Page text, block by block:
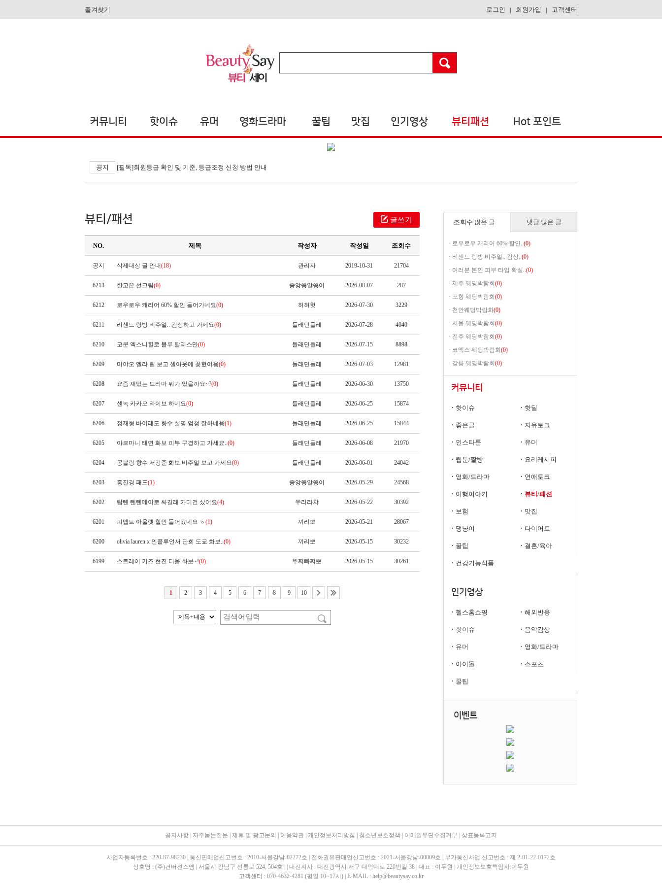
즐겨찾기 로그인 | 회원가입 | 고객센터
커뮤니티 핫이슈 유머 영화드라마 꿀팁 맛집 인기영상 뷰티패션 Hot 포인트
공지 [필독]회원등급 확인 및 기준, 등급조정 신청 방법 안내
뷰티/패션 글쓰기
NO. 제목 작성자 작성일 조회수
공지 삭제대상 글 안내(18) 관리자 2019-10-31 21704
6213 한고은 선크림(0) 종앙쫑알쫑이 2026-08-07 287
6212 로우로우 캐리어 60% 할인 들어가네요(0) 허허헛 2026-07-30 3229
6211 리센느 랑방 비주얼.. 감상하고 가세요(0) 들래민들레 2026-07-28 4040
6210 코쿤 엑스니힐로 블루 탈리스만(0) 들래민들레 2026-07-15 8898
6209 미야오 엘라 립 보고 셀아웃에 꽂혔어용(0) 들래민들레 2026-07-03 12981
6208 요즘 재밌는 드라마 뭐가 있을까요~?(0) 들래민들레 2026-06-30 13750
6207 센녹 카카오 라이브 하네요(0) 들래민들레 2026-06-25 15874
6206 정재형 바이레도 향수 설명 엄청 잘하네용(1) 들래민들레 2026-06-25 15844
6205 아르마니 태연 화보 피부 구경하고 가세요..(0) 들래민들레 2026-06-08 21970
6204 몽블랑 향수 서강준 화보 비주얼 보고 가세요(0) 들래민들레 2026-06-01 24042
6203 홍진경 패드(1) 종앙쫑알쫑이 2026-05-29 24568
6202 탑텐 텐텐데이로 싸길래 가디건 샀어요(4) 쭈리라챠 2026-05-22 30392
6201 피뎁트 아울렛 할인 들어갔네요 ㅎ(1) 끼리뽀 2026-05-21 28067
6200 olivia lauren x 인플루언서 단희 도쿄 화보..(0) 끼리뽀 2026-05-15 30232
6199 스트레이 키즈 현진 디올 화보~!(0) 뚜찌빠찌뽀 2026-05-15 30261
1 2 3 4 5 6 7 8 9 10
조회수 많은 글 댓글 많은 글
· 로우로우 캐리어 60% 할인..(0)
· 리센느 랑방 비주얼.. 감상..(0)
· 여러분 본인 피부 타입 확실..(0)
· 제주 웨딩박람회 (0)
· 포항 웨딩박람회 (0)
· 천안웨딩박람회 (0)
· 서울 웨딩박람회 (0)
· 전주 웨딩박람회 (0)
· 코엑스 웨딩박람회 (0)
· 강릉 웨딩박람회 (0)
커뮤니티
· 핫이슈 · 핫딜
· 좋은글 · 자유토크
· 인스타툰 · 유머
· 웹툰/짤방 · 요리레시피
· 영화/드라마 · 연애토크
· 여행이야기 · 뷰티/패션
· 보험 · 맛집
· 댕냥이 · 다이어트
· 꿀팁 · 결혼/육아
· 건강기능식품
인기영상
· 헬스홈쇼핑 · 해외반응
· 핫이슈 · 음악감상
· 유머 · 영화/드라마
· 아이돌 · 스포츠
· 꿀팁
이벤트
공지사항 자주묻는질문 제휴 및 광고문의 이용약관 개인정보처리방침 청소년보호정책 이메일무단수집거부 상표등록고지
사업자등록번호 : 220-87-98230 | 통신판매업신고번호 : 2010-서울강남-02272호 | 전화권유판매업신고번호 : 2021-서울강남-00009호 | 부가통신사업 신고번호 : 제 2-01-22-0172호
상호명 : (주)컨버젼스엠 | 서울시 강남구 선릉로 524, 504호 | | 대전지사 : 대전광역시 서구 대덕대로 220번길 38 | 대표 : 이두원 | 개인정보보호책임자:이두원
고객센터 : 070-4632-4281 (평일 10~17시) | E-MAIL : help@beautysay.co.kr